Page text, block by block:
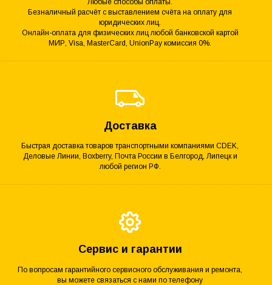
Любые способы оплаты.
Безналичный расчёт с выставлением счёта на оплату для
юридических лиц.
Онлайн-оплата для физических лиц любой банковской картой
МИР, Visa, MasterCard, UnionPay комиссия 0%.
Доставка
Быстрая доставка товаров транспортными компаниями CDEK,
Деловые Линии, Boxberry, Почта России в Белгород, Липецк и
любой регион РФ.
Сервис и гарантии
По вопросам гарантийного сервисного обслуживания и ремонта,
вы можете связаться с нами по телефону